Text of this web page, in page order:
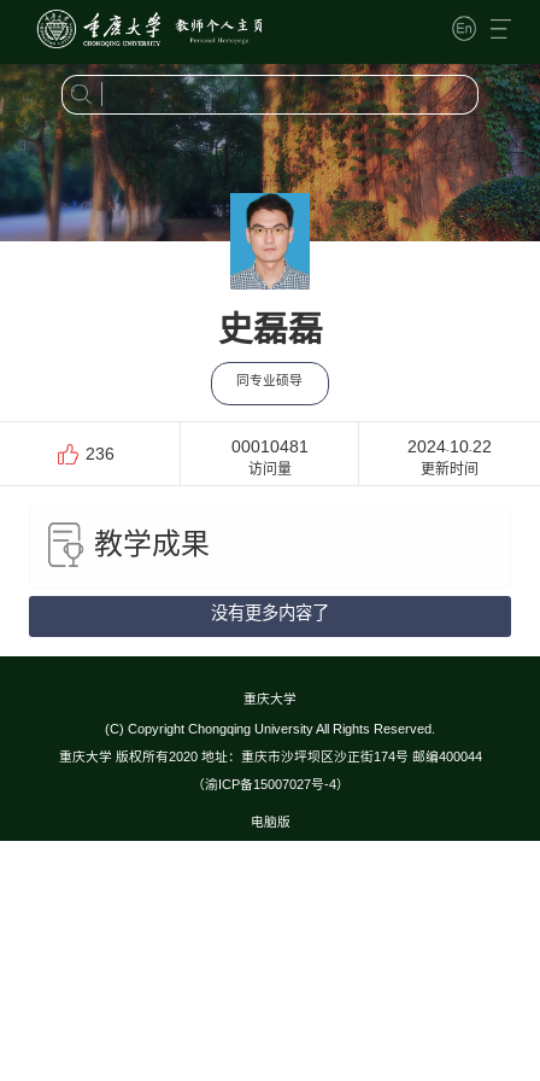
史磊磊
同专业硕导
236 00010481
访问量
2024-10-22
更新时间
教学成果
没有更多内容了
重庆大学
(C) Copyright Chongqing University All Rights Reserved.
重庆大学 版权所有2020 地址：重庆市沙坪坝区沙正街174号 邮编400044
（渝ICP备15007027号-4）
电脑版